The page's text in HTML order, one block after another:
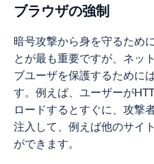
ブラウザの強制
暗号攻撃から身を守るため
とが最も重要ですが、ネッ
ブユーザを保護するために
す。例えば、ユーザーが
ロードするとすぐに、攻撃
注入して、例えば他のサイ
ができます。